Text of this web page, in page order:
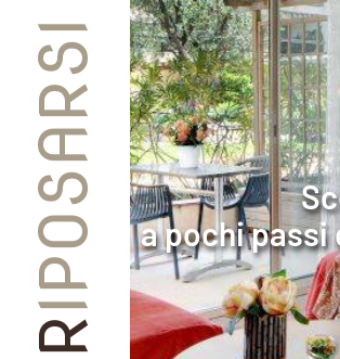
R
IPOSARSI
a pochi passi